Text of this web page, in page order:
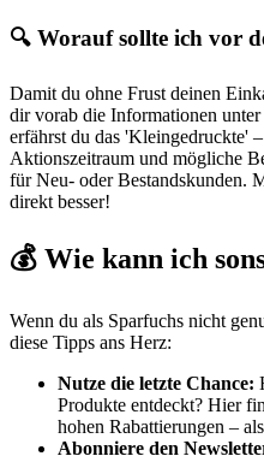
🔍 Worauf sollte ich vor
Damit du ohne Frust deinen
dir vorab die Informationen unter
erfährst du das 'Kleingedruckte'
Aktionszeitraum und mögliche
für Neu- oder Bestandskunden.
direkt besser!
💰 Wie kann ich
Wenn du als Sparfuchs nicht
diese Tipps ans Herz:
Nutze die letzte Chance:
Produkte entdeckt? Hier
hohen Rabattierungen –
Abonniere den